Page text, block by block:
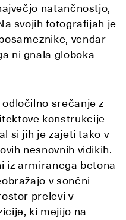
natančnostjo,
svojih fotografijah je
vendar
ni gnala globoka
srečanje z
konstrukcije
si jih je zajeti tako v
nesnovnih vidikih.
iz armiranega betona
v sončni
prelevi v
ki mejijo na